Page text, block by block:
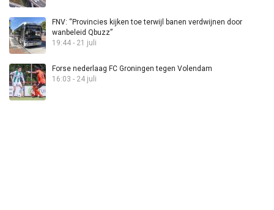
FNV: “Provincies kijken toe terwijl banen verdwijnen door
wanbeleid Qbuzz”
19:44 - 21 juli
Forse nederlaag FC Groningen tegen Volendam
16:03 - 24 juli